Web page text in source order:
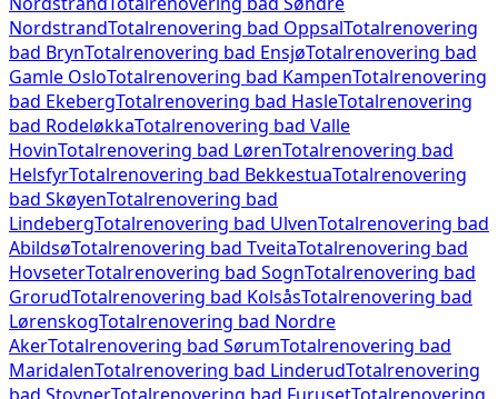
NordstrandTotalrenovering bad OppsalTotalrenovering
bad BrynTotalrenovering bad EnsjøTotalrenovering bad
Gamle OsloTotalrenovering bad KampenTotalrenovering
bad EkebergTotalrenovering bad HasleTotalrenovering
bad RodeløkkaTotalrenovering bad Valle
HovinTotalrenovering bad LørenTotalrenovering bad
HelsfyrTotalrenovering bad BekkestuaTotalrenovering
bad SkøyenTotalrenovering bad
LindebergTotalrenovering bad UlvenTotalrenovering bad
AbildsøTotalrenovering bad TveitaTotalrenovering bad
HovseterTotalrenovering bad SognTotalrenovering bad
GrorudTotalrenovering bad KolsåsTotalrenovering bad
LørenskogTotalrenovering bad Nordre
AkerTotalrenovering bad SørumTotalrenovering bad
MaridalenTotalrenovering bad LinderudTotalrenovering